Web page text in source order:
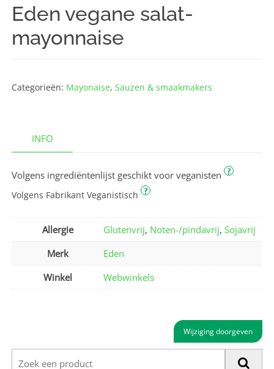
Eden vegane salat-
mayonnaise
Categorieën: Mayonaise,Sauzen & smaakmakers
INFO
Volgens ingrediëntenlijst geschikt voor veganisten ?
Volgens Fabrikant Veganistisch ?
Allergie Glutenvrij, Noten-/pindavrij,Sojavrij
Merk
Eden
Winkel
Webwinkels
Wijziging doorgeven